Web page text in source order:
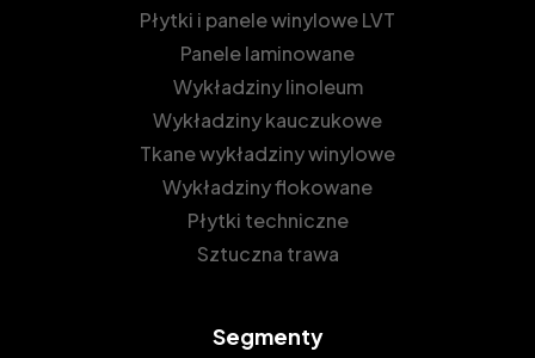
Płytki i panele winylowe LVT
Panele laminowane
Wykładziny linoleum
Wykładziny kauczukowe
Tkane wykładziny winylowe
Wykładziny flokowane
Płytki techniczne
Sztuczna trawa
Segmenty